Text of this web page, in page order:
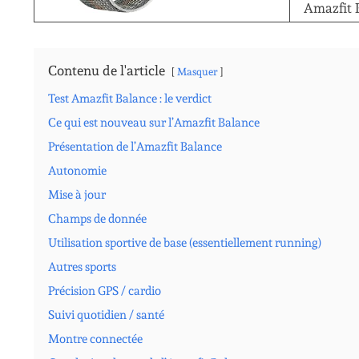
Amazfit
Contenu de l'article Masquer
Test Amazfit Balance : le verdict
Ce qui est nouveau sur l’Amazfit Balance
Présentation de l’Amazfit Balance
Autonomie
Mise à jour
Champs de donnée
Utilisation sportive de base (essentiellement running)
Autres sports
Précision GPS / cardio
Suivi quotidien / santé
Montre connectée